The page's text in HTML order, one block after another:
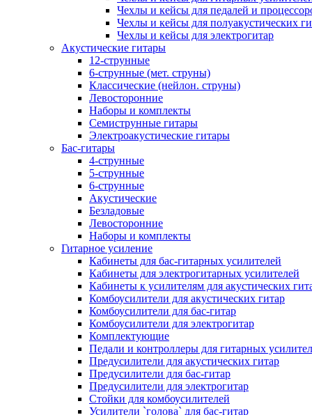
Чехлы и кейсы для педалей и
Чехлы и кейсы для полуакустических
Чехлы и кейсы для электрогитар
Акустические гитары
12-струнные
6-струнные (мет. струны)
Классические (нейлон. струны)
Левосторонние
Наборы и комплекты
Семиструнные гитары
Электроакустические гитары
Бас-гитары
4-струнные
5-струнные
6-струнные
Акустические
Безладовые
Левосторонние
Наборы и комплекты
Гитарное усиление
Кабинеты для бас-гитарных усилителей
Кабинеты для электрогитарных усилителей
Кабинеты к усилителям для акустических
Комбоусилители для акустических гитар
Комбоусилители для бас-гитар
Комбоусилители для электрогитар
Комплектующие
Педали и контроллеры для гитарных
Предусилители для акустических гитар
Предусилители для бас-гитар
Предусилители для электрогитар
Стойки для комбоусилителей
Усилители `голова` для бас-гитар